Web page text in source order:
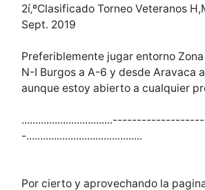
2í‚ºClasificado Torneo Veteranos
Sept. 2019
Preferiblemente jugar entorno
N-I Burgos a A-6 y desde Aravaca
aunque estoy abierto a cualquier
-..........................................
Por cierto y aprovechando la